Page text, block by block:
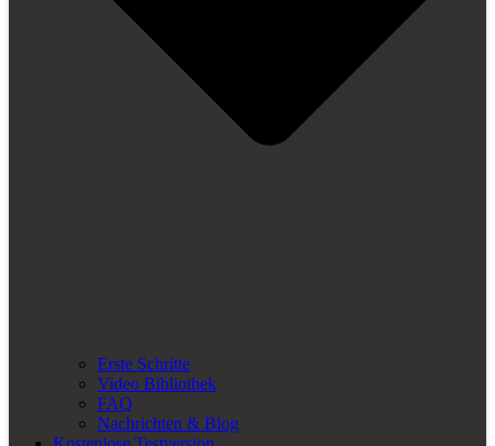
Erste Schritte
Video Bibliothek
FAQ
Nachrichten & Blog